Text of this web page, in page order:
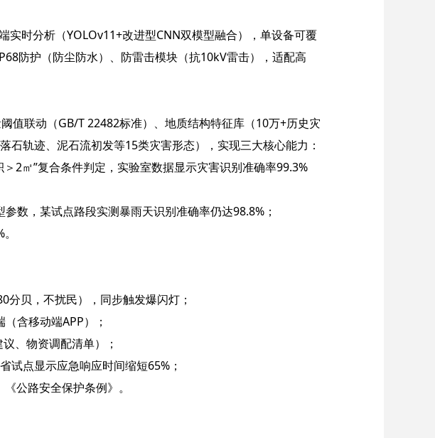
实时分析（YOLOv11+改进型CNN双模型融合），单设备可覆
防护（防尘防水）、防雷击模块（抗10kV雷击），适配高
值联动（GB/T 22482标准）、地质结构特征库（10万+历史灾
轨迹、泥石流初发等15类灾害形态），实现三大核心能力：
2㎡”复合条件判定，实验室数据显示灾害识别准确率99.3%
数，某试点路段实测暴雨天识别准确率仍达98.8%；
分贝，不扰民），同步触发爆闪灯；
含移动端APP）；
、物资调配清单）；
试点显示应急响应时间缩短65%；
公路安全保护条例》。